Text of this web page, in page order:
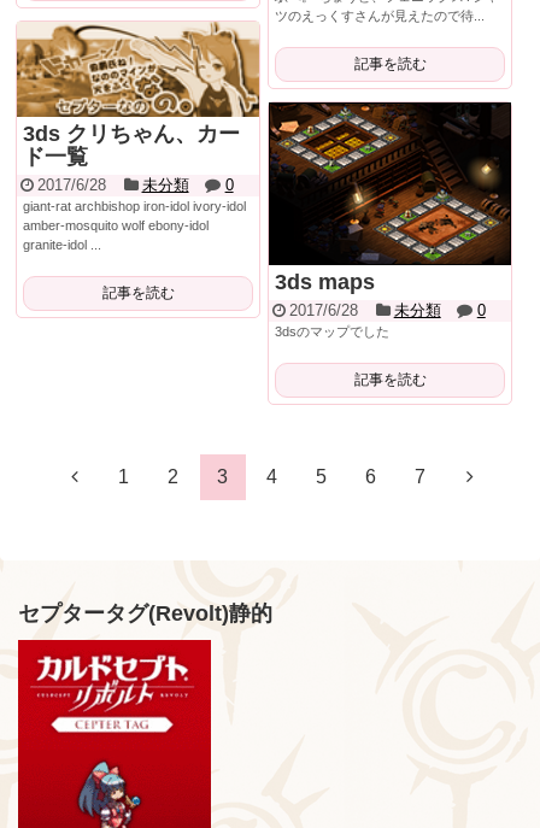
ツのえっくすさんが見えたので待...
記事を読む
3ds クリちゃん、カー
ド一覧
2017/6/28 未分類 0
giant-rat archbishop iron-idol ivory-idol
amber-mosquito wolf ebony-idol
granite-idol ...
記事を読む 3ds maps
2017/6/28 未分類 0
3dsのマップでした
記事を読む
1 2 3 4 5 6 7
セプタータグ(Revolt)静的